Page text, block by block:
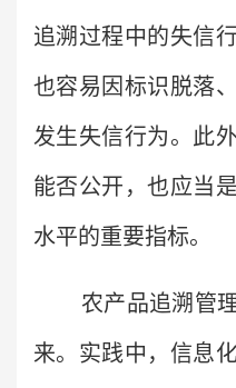
追溯过程中的失信
也容易因标识脱落
发生失信行为。此
能否公开，也应当
水平的重要指标。
农产品追溯管
来。实践中，信息